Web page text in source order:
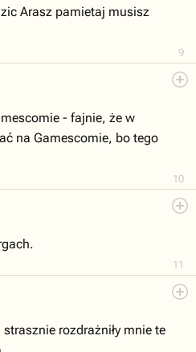
9
Arasz pamietaj musisz
10
- fajnie, że w
na Gamescomie, bo tego
11
strasznie rozdrażniły mnie te